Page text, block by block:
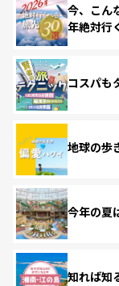
今、こん
年絶対行
コスパも
地球の歩
今年の夏
知れば知